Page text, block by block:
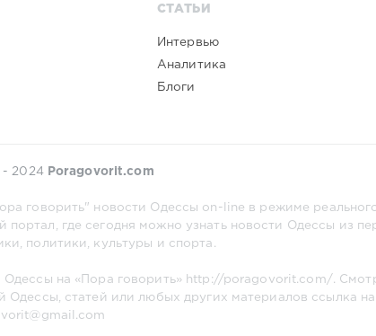
СТАТЬИ
Интервью
Аналитика
Блоги
- 2024 Poragovorit.com
говорить" новости Одессы on-line в режиме
где сегодня можно узнать новости Одессы из
политики, культуры и спорта.
Одессы на «Пора говорить» http://poragovorit.com/
.
Одессы, статей или любых других материалов ссылка